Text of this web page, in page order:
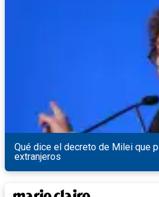
Qué dice el decreto de Milei que
extranjeros